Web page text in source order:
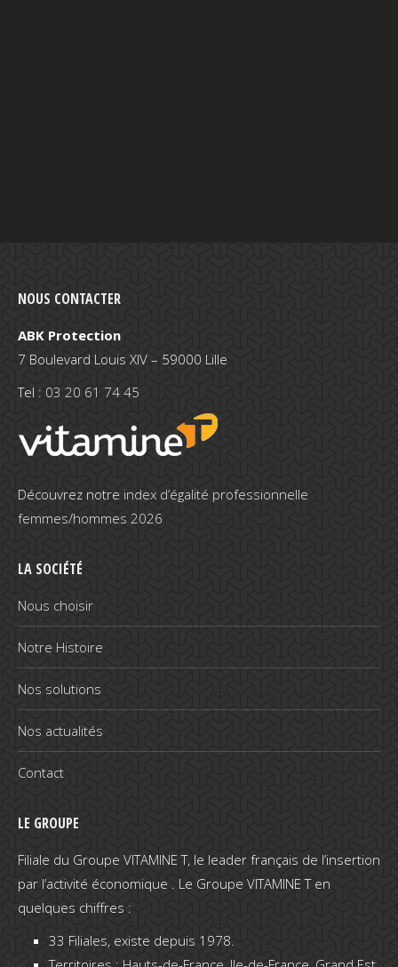
NOUS CONTACTER
ABK Protection
7 Boulevard Louis XIV – 59000 Lille
Tel : 03 20 61 74 45
Découvrez notre index d’égalité professionnelle
femmes/hommes 2026
LA SOCIÉTÉ
Nous choisir
Notre Histoire
Nos solutions
Nos actualités
Contact
LE GROUPE
Filiale du Groupe VITAMINE T, le leader français de l’insertion
par l’activité économique . Le Groupe VITAMINE T en
quelques chiffres :
33 Filiales, existe depuis 1978.